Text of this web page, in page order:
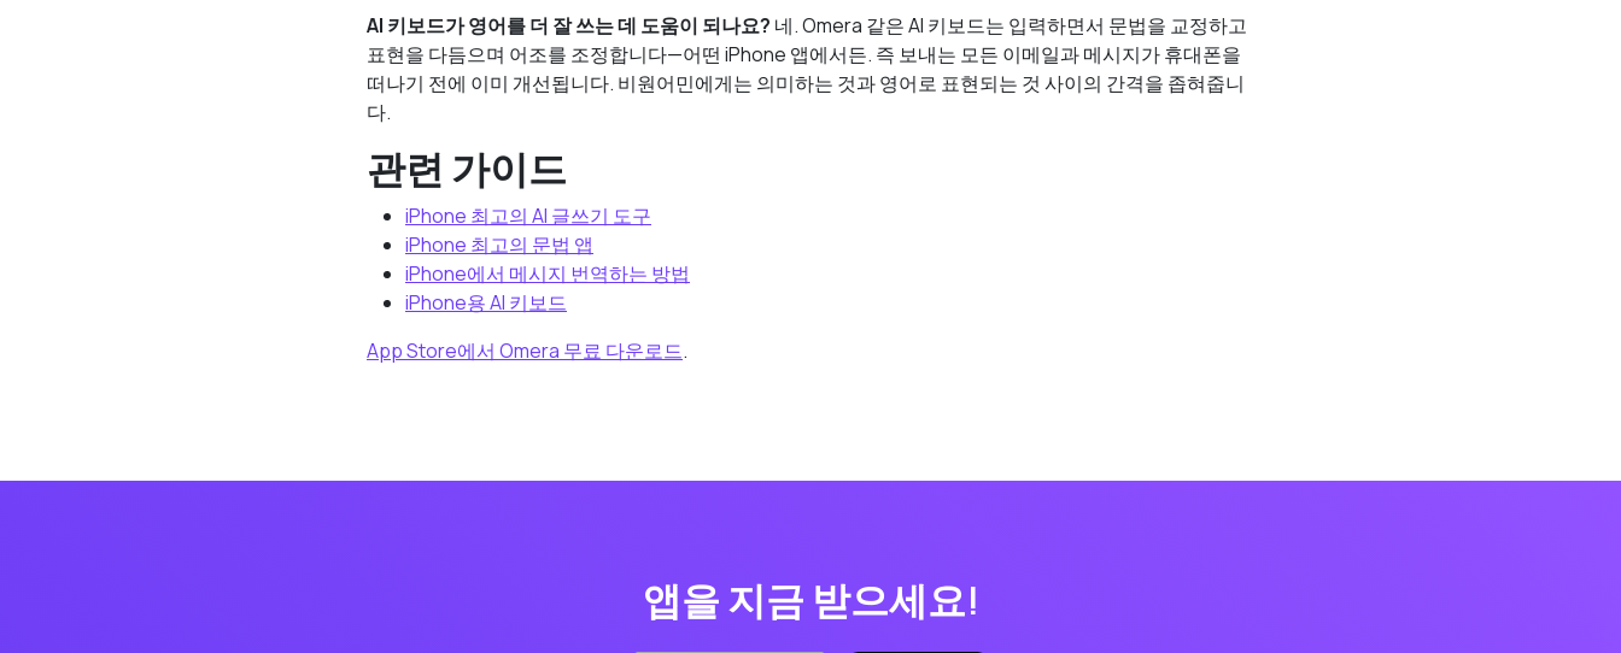
AI 키보드가 영어를 더 잘 쓰는 데 도움이 되나요? 네. Omera 같은 AI 키보드는 입력하면서 문법을 교정하고
표현을 다듬으며 어조를 조정합니다—어떤 iPhone 앱에서든. 즉 보내는 모든 이메일과 메시지가 휴대폰을
떠나기 전에 이미 개선됩니다. 비원어민에게는 의미하는 것과 영어로 표현되는 것 사이의 간격을 좁혀줍니
다.
관련 가이드
iPhone 최고의 AI 글쓰기 도구
iPhone 최고의 문법 앱
iPhone에서 메시지 번역하는 방법
iPhone용 AI 키보드
App Store에서 Omera 무료 다운로드.
앱을 지금 받으세요!